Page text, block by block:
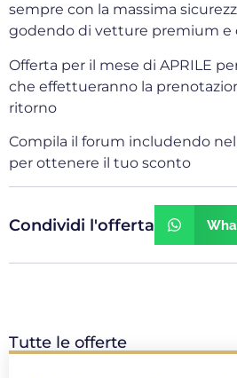
sempre con la massima
godendo di vetture premium e
Offerta per il mese di APRILE
che effettueranno la
ritorno
Compila il forum includendo
per ottenere il tuo sconto
Condividi l'offerta
Tutte le offerte